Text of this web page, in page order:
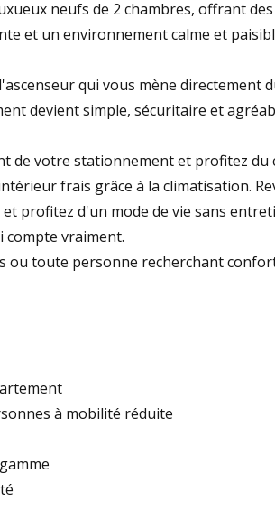
neufs de 2 chambres, offrant
et un environnement calme et
qui vous mène directement
devient simple, sécuritaire et
de votre stationnement et profitez
frais grâce à la climatisation.
profitez d'un mode de vie sans
vraiment.
ou toute personne recherchant
à mobilité réduite